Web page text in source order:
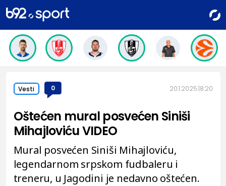
Vesti 0 20.1.2025. 8:20
Oštećen mural posvećen Siniši
Mihajloviću VIDEO
Mural posvećen Siniši Mihajloviću,
legendarnom srpskom fudbaleru i
treneru, u Jagodini je nedavno oštećen.